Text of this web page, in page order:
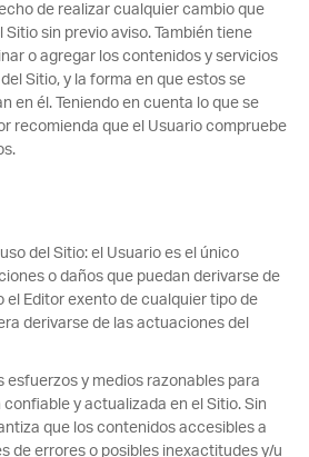
de realizar cualquier cambio que
sin previo aviso. También tiene
o agregar los contenidos y servicios
Sitio, y la forma en que estos se
en él. Teniendo en cuenta lo que se
recomienda que el Usuario compruebe
del Sitio: el Usuario es el único
o daños que puedan derivarse de
el Editor exento de cualquier tipo de
derivarse de las actuaciones del
esfuerzos y medios razonables para
y actualizada en el Sitio. Sin
que los contenidos accesibles a
de errores o posibles inexactitudes y/u